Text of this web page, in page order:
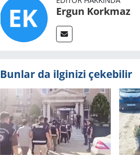
Ergun Korkmaz
Bunlar da ilginizi çekebilir